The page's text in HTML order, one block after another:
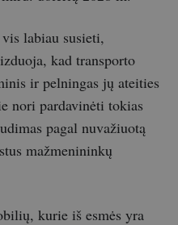
labiau susieti,
kad transporto
ir pelningas jų ateities
nori pardavinėti tokias
pagal nuvažiuotą
mažmenininkų
kurie iš esmės yra